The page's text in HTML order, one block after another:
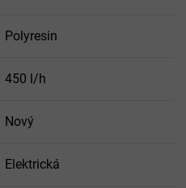
Polyresin
450 l/h
Nový
Elektrická